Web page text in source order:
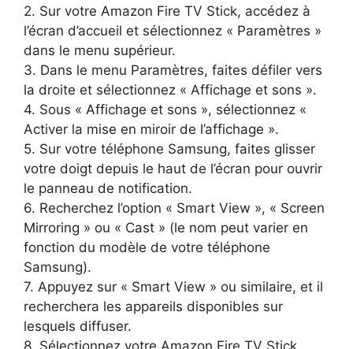
2. Sur votre Amazon Fire TV Stick, accédez à
l’écran d’accueil et sélectionnez « Paramètres »
dans le menu supérieur.
3. Dans le menu Paramètres, faites défiler vers
la droite et sélectionnez « Affichage et sons ».
4. Sous « Affichage et sons », sélectionnez «
Activer la mise en miroir de l’affichage ».
5. Sur votre téléphone Samsung, faites glisser
votre doigt depuis le haut de l’écran pour ouvrir
le panneau de notification.
6. Recherchez l’option « Smart View », « Screen
Mirroring » ou « Cast » (le nom peut varier en
fonction du modèle de votre téléphone
Samsung).
7. Appuyez sur « Smart View » ou similaire, et il
recherchera les appareils disponibles sur
lesquels diffuser.
8. Sélectionnez votre Amazon Fire TV Stick